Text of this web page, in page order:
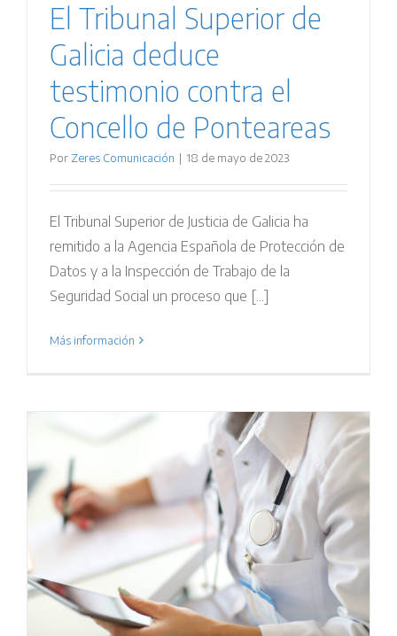
El Tribunal Superior de
Galicia deduce
testimonio contra el
Concello de Ponteareas
Por Zeres Comunicación | 18 de mayo de 2023
El Tribunal Superior de Justicia de Galicia ha
remitido a la Agencia Española de Protección de
Datos y a la Inspección de Trabajo de la
Seguridad Social un proceso que [...]
Más información